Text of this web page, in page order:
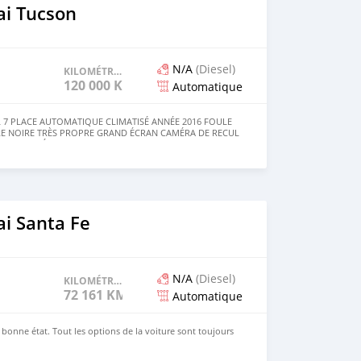
Tucson
KILOMÉTRAGE
120 000 KM
N/A (Diesel)
Automatique
7 PLACE AUTOMATIQUE CLIMATISÉ ANNÉE 2016 FOULE
NOIRE TRÈS PROPRE GRAND ÉCRAN CAMÉRA DE RECUL
RÉCENTE 120.000 KM RIEN NA SIGNALER PRIX
✊🏿 POSSIBLE DECHANGE 🚘
Santa Fe
KILOMÉTRAGE
72 161 KM
N/A (Diesel)
Automatique
état. Tout les options de la voiture sont toujours